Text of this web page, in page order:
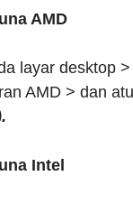
AMD
layar desktop
AMD > dan
Intel